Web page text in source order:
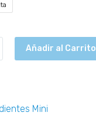
Añadir al Carrito
Mini